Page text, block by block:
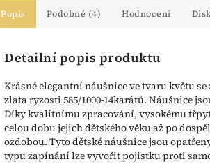
Popis Podobné (4) Hodnocení
Detailní popis produktu
Krásné elegantní náušnice ve tvaru květu
zlata ryzosti 585/1000-14karátů. Náušnice
Díky kvalitnímu zpracování, vysokému
celou dobu jejich dětského věku až po
ozdobou. Tyto dětské náušnice jsou
typu zapínání lze vyvořit pojistku proti